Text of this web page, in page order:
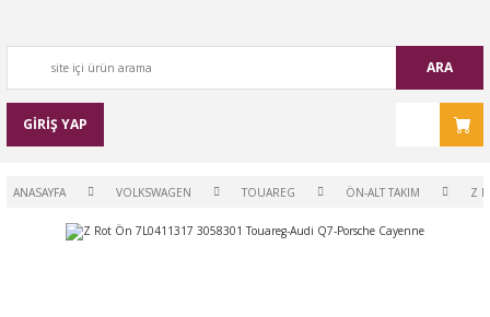
ARA
GİRİŞ YAP
ANASAYFA VOLKSWAGEN TOUAREG ÖN-ALT TAKIM Z